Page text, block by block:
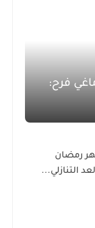
2026 مع ماغي فرح:
رمضان